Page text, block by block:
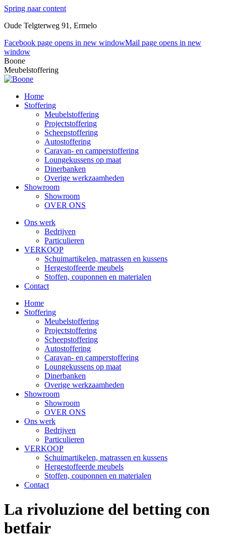
Spring naar content
Oude Telgterweg 91, Ermelo
Facebook page opens in new windowMail page opens in new
window
Boone
Meubelstoffering
Home
Stoffering
Meubelstoffering
Projectstoffering
Scheepstoffering
Autostoffering
Caravan- en camperstoffering
Loungekussens op maat
Dinerbanken
Overige werkzaamheden
Showroom
Showroom
OVER ONS
Ons werk
Bedrijven
Particulieren
VERKOOP
Schuimartikelen, matrassen en kussens
Hergestoffeerde meubels
Stoffen, couponnen en materialen
Contact
Home
Stoffering
Meubelstoffering
Projectstoffering
Scheepstoffering
Autostoffering
Caravan- en camperstoffering
Loungekussens op maat
Dinerbanken
Overige werkzaamheden
Showroom
Showroom
OVER ONS
Ons werk
Bedrijven
Particulieren
VERKOOP
Schuimartikelen, matrassen en kussens
Hergestoffeerde meubels
Stoffen, couponnen en materialen
Contact
La rivoluzione del betting con
betfair